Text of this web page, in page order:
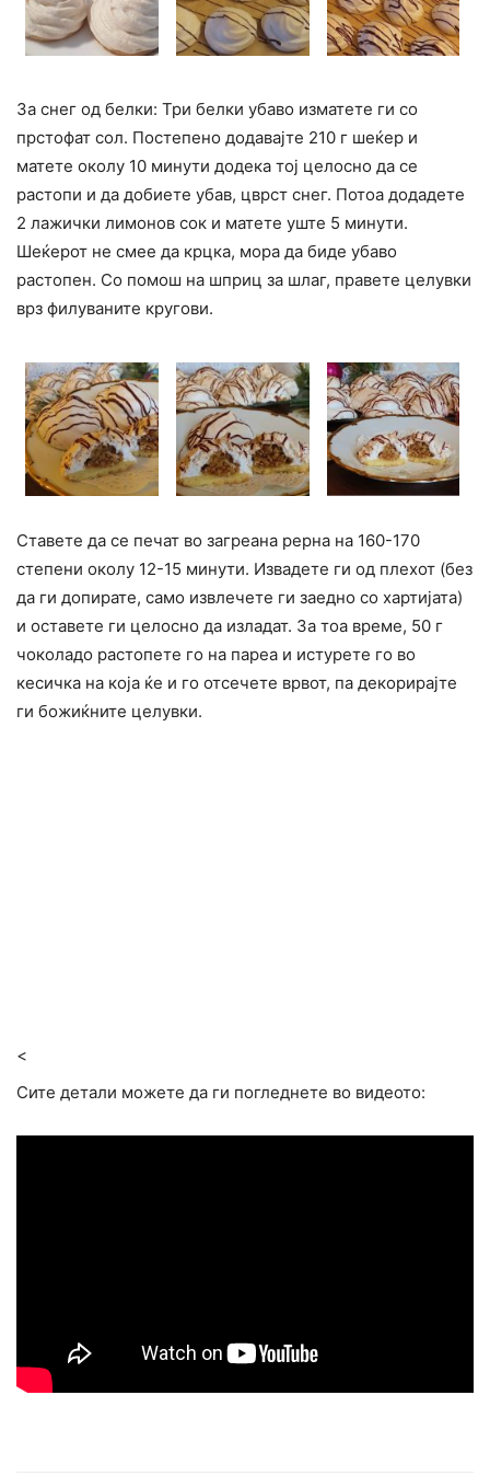
За снег од белки: Три белки убаво изматете ги со
прстофат сол. Постепено додавајте 210 г шеќер и
матете околу 10 минути додека тој целосно да се
растопи и да добиете убав, цврст снег. Потоа додадете
2 лажички лимонов сок и матете уште 5 минути.
Шеќерот не смее да крцка, мора да биде убаво
растопен. Со помош на шприц за шлаг, правете целувки
врз филуваните кругови.
Ставете да се печат во загреана рерна на 160-170
степени околу 12-15 минути. Извадете ги од плехот (без
да ги допирате, само извлечете ги заедно со хартијата)
и оставете ги целосно да изладат. За тоа време, 50 г
чоколадо растопете го на пареа и истурете го во
кесичка на која ќе и го отсечете врвот, па декорирајте
ги божиќните целувки.
<
Сите детали можете да ги погледнете во видеото: